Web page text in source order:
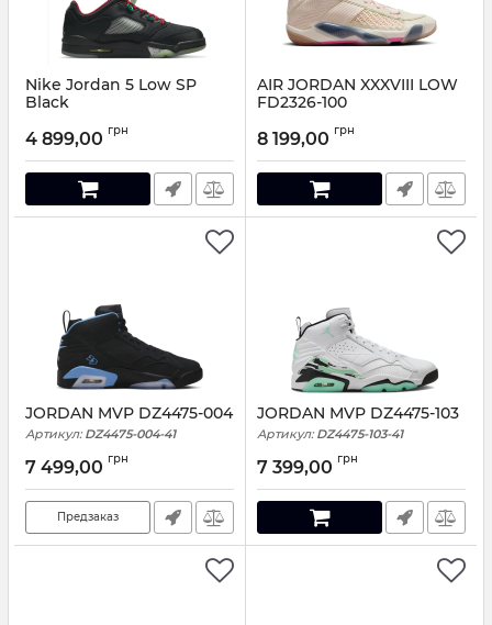
Nike Jordan 5 Low SP
Black
4 899,00 грн
AIR JORDAN XXXVIII LOW
FD2326-100
8 199,00 грн
JORDAN MVP DZ4475-004
Артикул: DZ4475-004-41
7 499,00 грн
Предзаказ
JORDAN MVP DZ4475-103
Артикул: DZ4475-103-41
7 399,00 грн